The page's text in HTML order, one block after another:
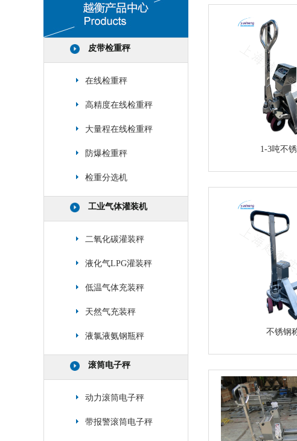
皮带检重秤
在线检重秤
高精度在线检重秤
大量程在线检重秤
防爆检重秤
检重分选机
工业气体灌装机
二氧化碳灌装秤
液化气LPG灌装秤
低温气体充装秤
天然气充装秤
液氯液氨钢瓶秤
滚筒电子秤
动力滚筒电子秤
带报警滚筒电子秤
1-3吨不
不锈钢